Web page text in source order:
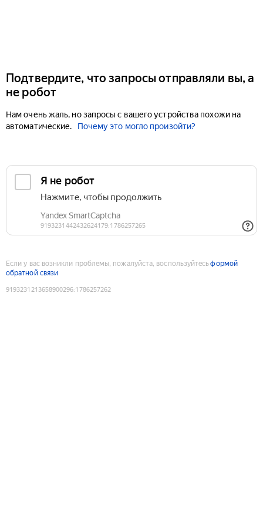
Подтвердите, что запросы отправляли вы, а
не робот
Нам очень жаль, но запросы с вашего устройства похожи на
автоматические.
Почему это могло произойти?
Если у вас возникли проблемы, пожалуйста, воспользуйтесьформой
обратной связи
9193231213658900296:1786257262